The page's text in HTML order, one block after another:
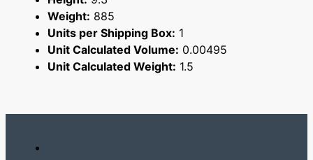
Weight: 885
Units per Shipping Box: 1
Unit Calculated Volume: 0.00495
Unit Calculated Weight: 1.5